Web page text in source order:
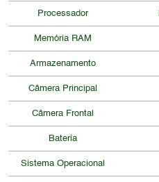
Processador
Memória RAM
Armazenamento
Câmera Principal
Câmera Frontal
Bateria
Sistema Operacional